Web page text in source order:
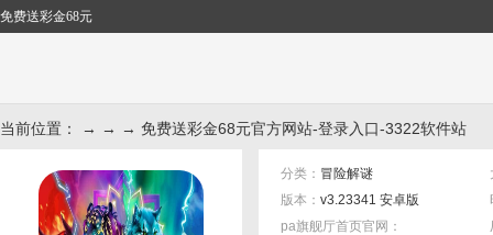
免费送彩金68元
当前位置： → → → 免费送彩金68元官方网站-登录入口-3322软件站
分类： 冒险解谜
版本： v3.23341 安卓版
pa旗舰厅首页官网：